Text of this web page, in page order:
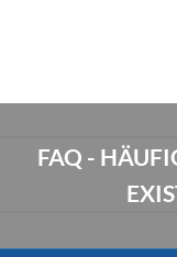
FAQ -